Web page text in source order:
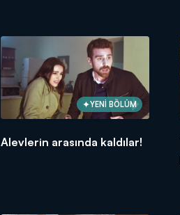
YENİ BÖLÜM
Alevlerin arasında kaldılar!